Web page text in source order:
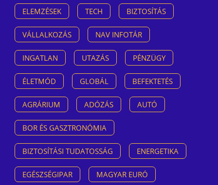
ELEMZÉSEK TECH BIZTOSÍTÁS
VÁLLALKOZÁS NAV INFOTÁR
INGATLAN UTAZÁS PÉNZÜGY
ÉLETMÓD GLOBÁL BEFEKTETÉS
AGRÁRIUM ADÓZÁS AUTÓ
BOR ÉS GASZTRONÓMIA
BIZTOSÍTÁSI TUDATOSSÁG ENERGETIKA
EGÉSZSÉGIPAR MAGYAR EURÓ